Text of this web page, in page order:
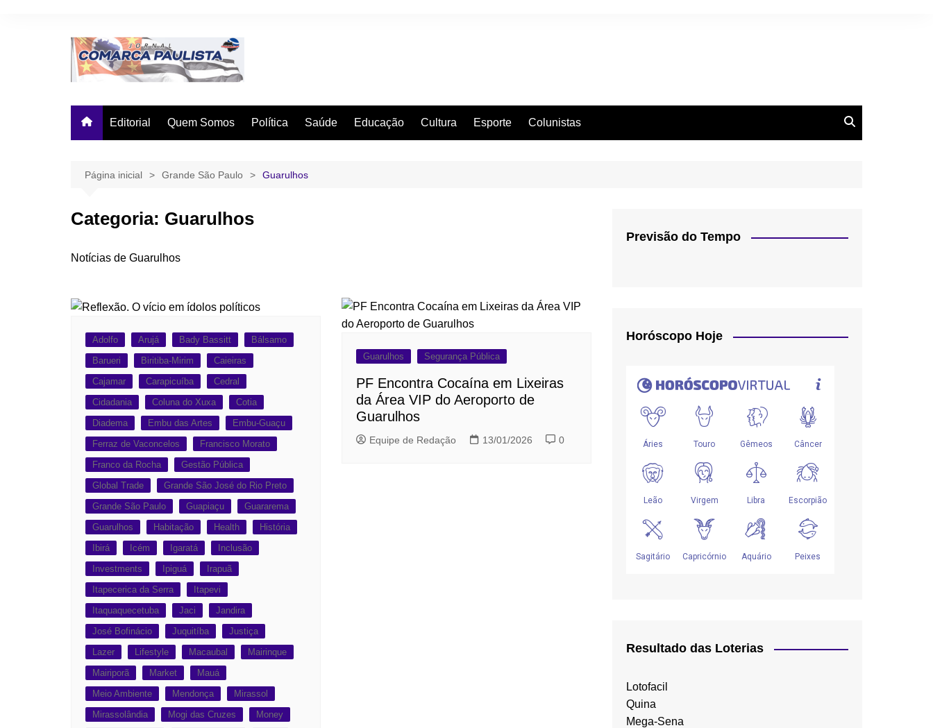
Editorial Quem Somos Política Saúde Educação Cultura Esporte Colunistas
Página inicial Grande São Paulo Guarulhos
Categoria: Guarulhos
Notícias de Guarulhos
Adolfo Arujá Bady Bassitt
Bálsamo
Barueri
Biritiba-Mirim
Caieiras
Cajamar
Carapicuíba
Cedral
Cidadania
Coluna do Xuxa
Cotia
Diadema
Embu das Artes
Embu-Guaçu
Ferraz de Vaconcelos
Francisco Morato
Franco da Rocha
Gestão Pública
Global Trade
Grande São José do Rio Preto
Grande São Paulo
Guapiaçu
Guararema
Guarulhos
Habitação Health
História
Ibirá
Icém Igaratá
Inclusão
Investments
Ipiguá
Irapuã
Itapecerica da Serra
Itapevi
Itaquaquecetuba
Jaci
Jandira
José Bofinácio
Juquitíba
Justiça
Lazer
Lifestyle Macaubal
Mairinque
Mairiporã
Market
Mauá
Meio Ambiente
Mendonça
Mirassol
Mirassolândia
Mogi das Cruzes
Money
Guarulhos Segurança Pública
PF Encontra Cocaína em Lixeiras
da Área VIP do Aeroporto de
Guarulhos
Equipe de Redação 13/01/2026 0
Previsão do Tempo
Horóscopo Hoje
Resultado das Loterias
Lotofacil
Quina
Mega-Sena